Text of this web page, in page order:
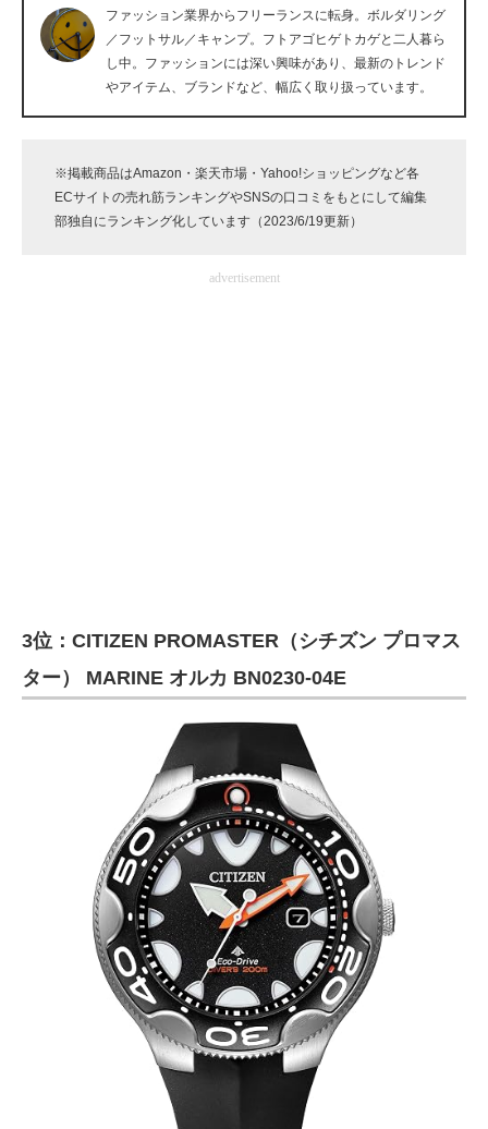
製造業のIT導入・活用を支援
モノづくり技術者専門サイト
電子設計の基本と応用
建設×テクノロジーの最前線
ファッション業界からフリーランスに転身。ボルダリング
／フットサル／キャンプ。フトアゴヒゲトカゲと二人暮ら
し中。ファッションには深い興味があり、最新のトレンド
やアイテム、ブランドなど、幅広く取り扱っています。
※掲載商品はAmazon・楽天市場・Yahoo!ショッピングなど各
ECサイトの売れ筋ランキングやSNSの口コミをもとにして編集
部独自にランキング化しています（2023/6/19更新）
advertisement
3位：CITIZEN PROMASTER（シチズン プロマス
ター） MARINE オルカ BN0230-04E